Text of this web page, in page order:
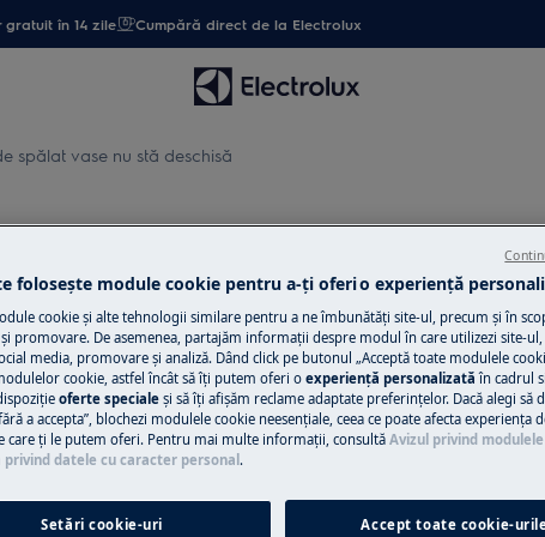
gratuit în 14 zile Cumpără direct de la Electrolux
spălat vase nu stă deschisă
nu stă deschisă
Solicită
Ai o problemă cu
nu o poţi rezolva
ul Electrolux și
Programează
folosește module cookie pentru a-ţi oferi o experienţă
cookie și alte tehnologii similare pentru a ne îmbunătăţi site-ul, precum și în
promovare. De asemenea, partajăm informaţii despre modul în care utilizezi site-
media, promovare și analiză. Dând click pe butonul „Acceptă toate modulele
cookie, astfel încât să îţi putem oferi o experienţă personalizată în cadrul
oferte speciale și să îţi afișăm reclame adaptate preferinţelor. Dacă alegi să
a accepta”, blochezi modulele cookie neesenţiale, ceea ce poate afecta experienţa
care ţi le putem oferi. Pentru mai multe informaţii, consultă Avizul privind
privind datele cu caracter personal.
Setări cookie-uri Accept toate cookie-